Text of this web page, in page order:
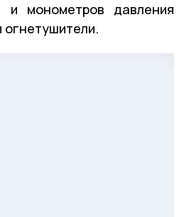
и монометров давления
огнетушители.